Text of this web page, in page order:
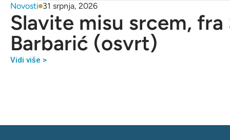
Novosti 31 srpnja, 2026
Slavite misu srcem, fra
Barbarić (osvrt)
Vidi više >